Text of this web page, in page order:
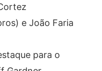
e João Faria
para o